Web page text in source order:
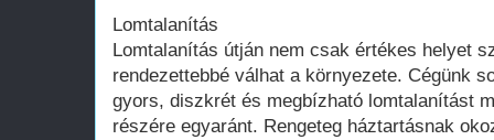
Lomtalanítás
Lomtalanítás útján nem csak értékes helyet
rendezettebbé válhat a környezete. Cégünk
gyors, diszkrét és megbízható lomtalanítást
részére egyaránt. Rengeteg háztartásnak